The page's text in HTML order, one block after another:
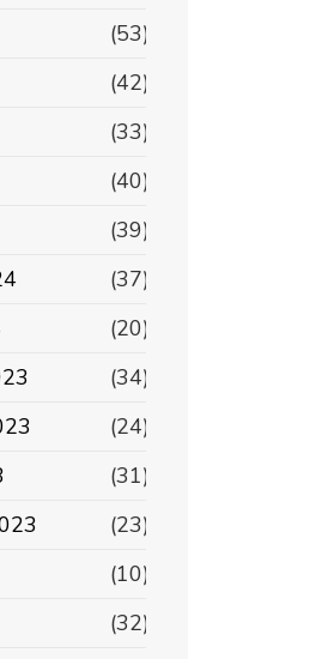
(53)
(42)
(33)
(40)
(39)
(37)
(20)
(34)
(24)
(31)
(23)
(10)
(32)